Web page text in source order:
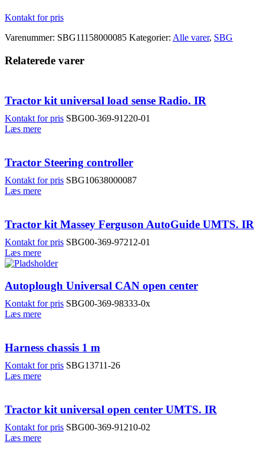
Kontakt for pris
Varenummer: SBG11158000085 Kategorier: Alle varer, SBG
Relaterede varer
Tractor kit universal load sense Radio. IR
Kontakt for pris SBG00-369-91220-01
Læs mere
Tractor Steering controller
Kontakt for pris SBG10638000087
Læs mere
Tractor kit Massey Ferguson AutoGuide UMTS. IR
Kontakt for pris SBG00-369-97212-01
Læs mere
Autoplough Universal CAN open center
Kontakt for pris SBG00-369-98333-0x
Læs mere
Harness chassis 1 m
Kontakt for pris SBG13711-26
Læs mere
Tractor kit universal open center UMTS. IR
Kontakt for pris SBG00-369-91210-02
Læs mere